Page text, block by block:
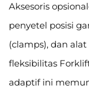
Aksesoris
penyetel posisi
(clamps), dan
fleksibilitas
adaptif ini